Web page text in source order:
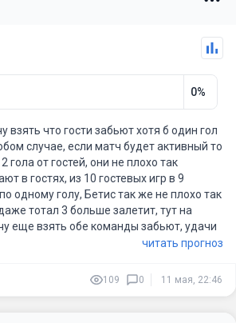
0%
взять что гости забьют хотя б один гол
случае, если матч будет активный то
гола от гостей, они не плохо так
в гостях, из 10 гостевых игр в 9
одному голу, Бетис так же не плохо так
тотал 3 больше залетит, тут на
еще взять обе команды забьют, удачи
читать прогноз
109 0 11 мая, 22:46